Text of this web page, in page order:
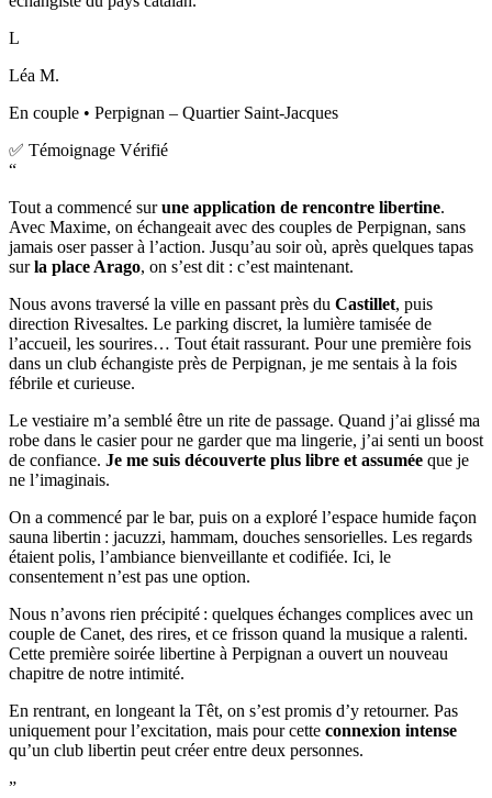
L
Léa M.
En couple • Perpignan – Quartier Saint-Jacques
✅ Témoignage Vérifié
“
Tout a commencé surune application de rencontre libertine.
Avec Maxime, on échangeait avec des couples de Perpignan, sans
jamais oser passer à l’action. Jusqu’au soir où, après quelques tapas
surla place Arago, on s’est dit : c’est maintenant.
Nous avons traversé la ville en passant près du Castillet, puis
direction Rivesaltes. Le parking discret, la lumière tamisée de
l’accueil, les sourires… Tout était rassurant. Pour une première fois
dans un club échangiste près de Perpignan, je me sentais à la fois
fébrile et curieuse.
Le vestiaire m’a semblé être un rite de passage. Quand j’ai glissé ma
robe dans le casier pour ne garder que ma lingerie, j’ai senti un boost
de confiance. Je me suis découverte plus libre et assumée que je
ne l’imaginais.
On a commencé par le bar, puis on a exploré l’espace humide façon
sauna libertin : jacuzzi, hammam, douches sensorielles. Les regards
étaient polis, l’ambiance bienveillante et codifiée. Ici, le
consentement n’est pas une option.
Nous n’avons rien précipité : quelques échanges complices avec un
couple de Canet, des rires, et ce frisson quand la musique a ralenti.
Cette première soirée libertine à Perpignan a ouvert un nouveau
chapitre de notre intimité.
En rentrant, en longeant la Têt, on s’est promis d’y retourner. Pas
uniquement pour l’excitation, mais pour cette connexion intense
qu’un club libertin peut créer entre deux personnes.
”